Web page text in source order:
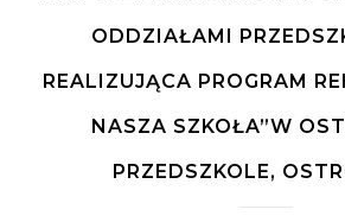
ODDZIAŁAMI
REALIZUJĄCA PROGRAM
NASZA SZKOŁA”W
PRZEDSZKOLE,